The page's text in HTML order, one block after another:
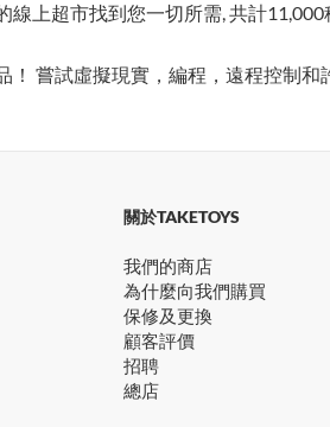
線上超市找到您一切所需, 共計11,000
！ 嘗試虛擬現實，編程，遠程控制
關於TAKETOYS
我們的商店
為什麼向我們購買
保修及更換
顧客評價
招聘
總店